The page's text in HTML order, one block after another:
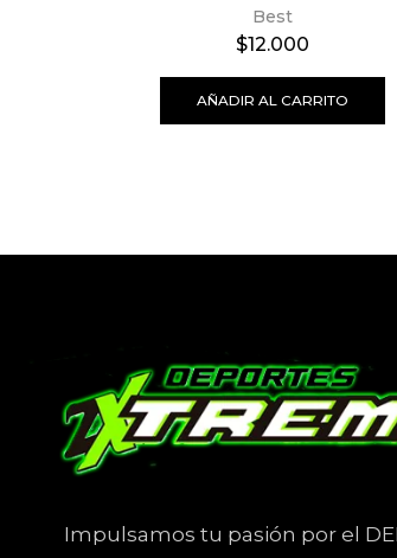
Best
$12.000
AÑADIR AL CARRITO
Impulsamos tu pasión por el